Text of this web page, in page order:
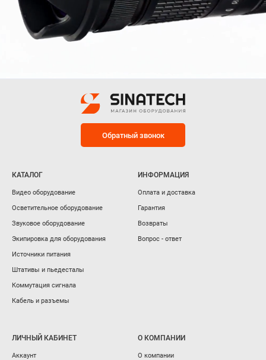
Обратный звонок
КАТАЛОГ
Видео оборудование
Осветительное оборудование
Звуковое оборудование
Экипировка для оборудования
Источники питания
Штативы и пьедесталы
Коммутация сигнала
Кабель и разъемы
ИНФОРМАЦИЯ
Оплата и доставка
Гарантия
Возвраты
Вопрос - ответ
ЛИЧНЫЙ КАБИНЕТ
Аккаунт
О КОМПАНИИ
О компании